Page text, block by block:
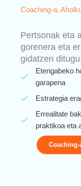
Coaching-a,
Pertsonak eta
gorenera eta
gidatzen
Etengabeko
garapena
Estrategia
Errealitate
praktikoa eta